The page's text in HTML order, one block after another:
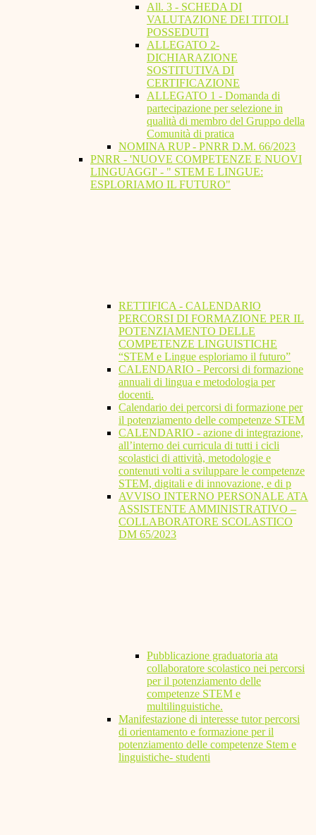
All. 3 - SCHEDA DI
VALUTAZIONE DEI TITOLI
POSSEDUTI
ALLEGATO 2-
DICHIARAZIONE
SOSTITUTIVA DI
CERTIFICAZIONE
ALLEGATO 1 - Domanda di
partecipazione per selezione in
qualità di membro del Gruppo della
Comunità di pratica
NOMINA RUP - PNRR D.M. 66/2023
PNRR - 'NUOVE COMPETENZE E NUOVI
LINGUAGGI' - " STEM E LINGUE:
ESPLORIAMO IL FUTURO"
RETTIFICA - CALENDARIO
PERCORSI DI FORMAZIONE PER IL
POTENZIAMENTO DELLE
COMPETENZE LINGUISTICHE
“STEM e Lingue esploriamo il futuro”
CALENDARIO - Percorsi di formazione
annuali di lingua e metodologia per
docenti.
Calendario dei percorsi di formazione per
il potenziamento delle competenze STEM
CALENDARIO - azione di integrazione,
all’interno dei curricula di tutti i cicli
scolastici di attività, metodologie e
contenuti volti a sviluppare le competenze
STEM, digitali e di innovazione, e di p
AVVISO INTERNO PERSONALE ATA
ASSISTENTE AMMINISTRATIVO –
COLLABORATORE SCOLASTICO
DM 65/2023
Pubblicazione graduatoria ata
collaboratore scolastico nei percorsi
per il potenziamento delle
competenze STEM e
multilinguistiche.
Manifestazione di interesse tutor percorsi
di orientamento e formazione per il
potenziamento delle competenze Stem e
linguistiche- studenti